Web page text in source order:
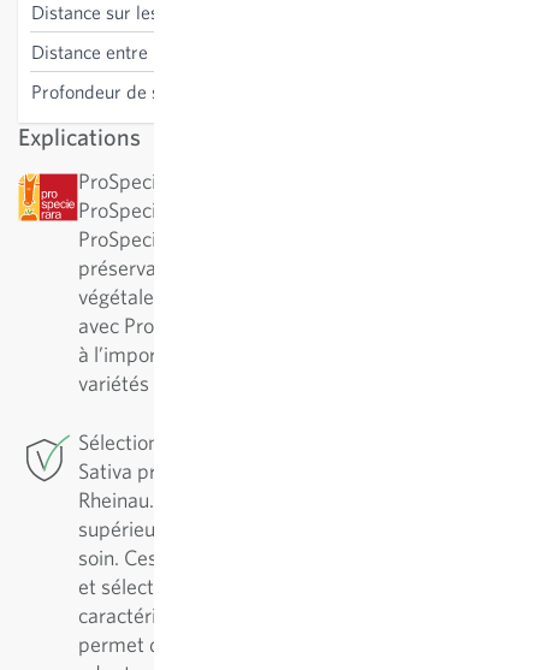
Distance sur les lignes
Distance entre les lignes
Profondeur de semis
Explications
ProSpecieRara : cette variété a été désignée par
ProSpecieRara comme variété rare ou ancienne.
ProSpecieRara est une fondation pour la
préservation de la diversité des variétés
végétales rares. En collaboration à long terme
avec ProSpecieRara, Sativa participe activement
à l’importante préservation et au soin de ces
variétés traditionnelles.
Sélection de conservation : Pour cette variété,
Sativa pratique la sélection de conservation à
Rheinau. Pour assurer une variété de qualité
supérieure, il est essentiel de l’entretenir avec
soin. Ces variétés sont régulièrement reproduites
et sélectionnées en fonction de leurs
caractéristiques positives. Cette démarche
permet de les améliorer continuellement et de les